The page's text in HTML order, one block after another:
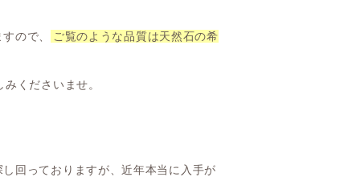
ので、 ご覧のような品質は天然石の希
くださいませ。
回っておりますが、近年本当に入手が